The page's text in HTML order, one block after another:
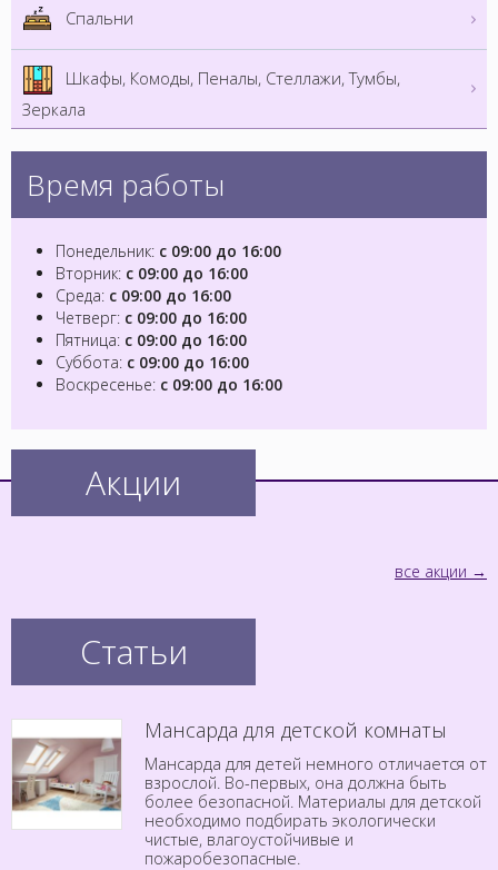
Спальни
Шкафы, Комоды, Пеналы, Стеллажи, Тумбы,
Зеркала
Время работы
Понедельник: с 09:00 до 16:00
Вторник: с 09:00 до 16:00
Среда: с 09:00 до 16:00
Четверг: с 09:00 до 16:00
Пятница: с 09:00 до 16:00
Суббота: с 09:00 до 16:00
Воскресенье: с 09:00 до 16:00
Акции
все акции
Статьи
Мансарда для детской комнаты
Мансарда для детей немного отличается от
взрослой. Во-первых, она должна быть
более безопасной. Материалы для детской
необходимо подбирать экологически
чистые, влагоустойчивые и
пожаробезопасные.